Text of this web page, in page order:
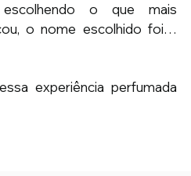
o que mais
o nome escolhido foi…
experiência perfumada